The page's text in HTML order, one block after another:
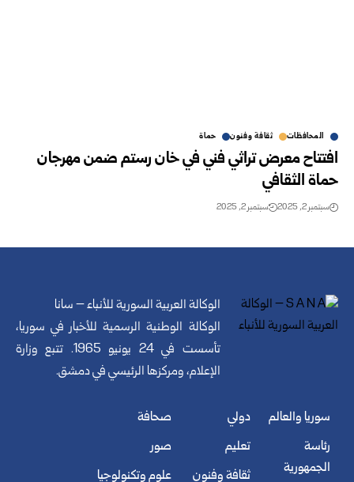
المحافظات ثقافة وفنون حماة
افتتاح معرض تراثي فني في خان رستم ضمن مهرجان
حماة الثقافي
سبتمبر 2, 2025 سبتمبر 2, 2025
الوكالة العربية السورية للأنباء – سانا
الوكالة الوطنية الرسمية للأخبار في سوريا،
تأسست في 24 يونيو 1965. تتبع وزارة
الإعلام، ومركزها الرئيسي في دمشق.
سوريا والعالم
رئاسة
الجمهورية
دولي
تعليم
ثقافة وفنون
صحافة
صور
علوم وتكنولوجيا